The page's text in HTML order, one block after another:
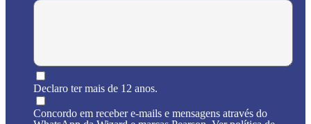
Declaro ter mais de 12 anos.
Concordo em receber e-mails e mensagens através do